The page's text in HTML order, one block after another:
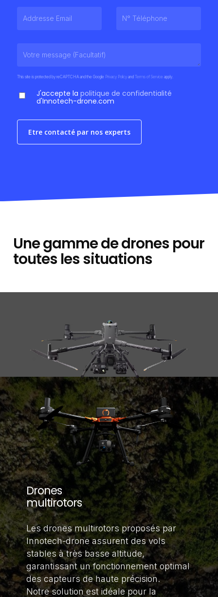
This site is protected by reCAPTCHA and the Google Privacy Policyand Terms of Service apply.
J'accepte la politique de confidentialité
d'Innotech-drone.com
Une gamme de drones pour
toutes les situations
Drones
multirotors
Les drones multirotors proposés par
Innotech-drone assurent des vols
stables à très basse altitude,
garantissant un fonctionnement optimal
des capteurs de haute précision.
Notre solution est idéale pour la